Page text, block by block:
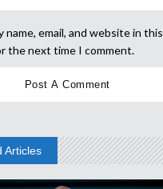
name, email, and website in this
the next time I comment.
Articles